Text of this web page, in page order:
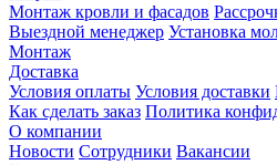
Монтаж кровли и фасадов
Выездной менеджер Установка
Монтаж
Доставка
Условия оплаты Условия доставки
Как сделать заказ Политика
О компании
Новости Сотрудники Вакансии